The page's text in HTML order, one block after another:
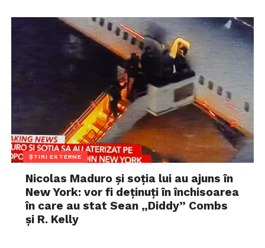
ȘTIRI EXTERNE
Nicolas Maduro și soția lui au ajuns în
New York: vor fi deținuți în închisoarea
în care au stat Sean „Diddy” Combs
și R. Kelly